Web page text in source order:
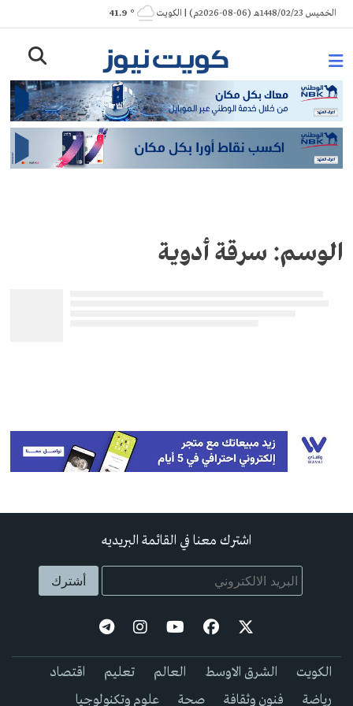
Skip
to
الخميس 1448/02/23هـ (06-08-2026م) | الكويت ° 41.9
الوسم: سرقة أدوية
اشترك معنا في القائمة البريديه
الكويت الشرق الاوسط العالم تعليم
اقتصاد
رياضة
فنون وثقافة صحة علوم وتكنولوجيا